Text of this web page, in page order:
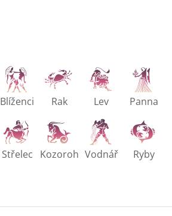
Blíženci Rak Lev Panna
Střelec Kozoroh Vodnář Ryby